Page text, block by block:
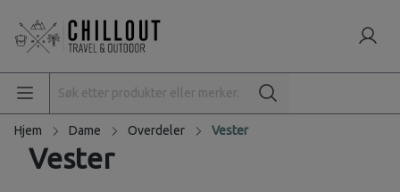
Hjem Dame Overdeler Vester
Vester